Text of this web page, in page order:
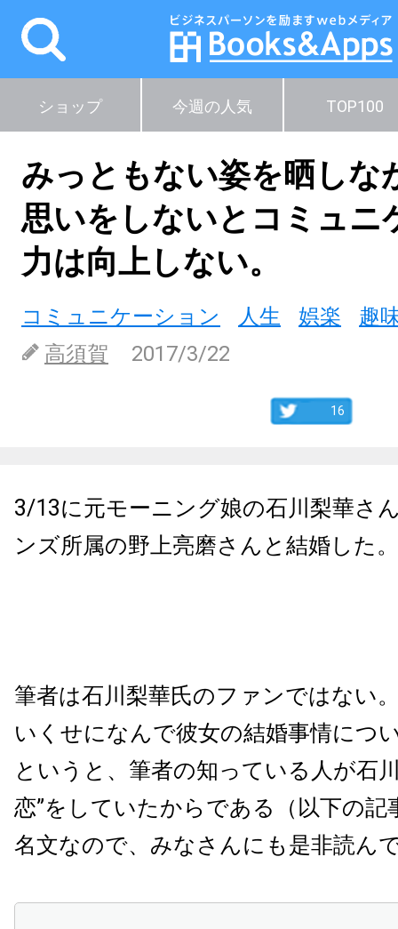
ショップ 今週の人気 TOP100
みっともない姿を晒しな
思いをしないとコミュニ
力は向上しない。
コミュニケーション 人生 娯楽
趣
高須賀
2017/3/22
16
3/13に元モーニング娘の石川梨華さ
ンズ所属の野上亮磨さんと結婚した。
筆者は石川梨華氏のファンではない
いくせになんで彼女の結婚事情につ
というと、筆者の知っている人が石
恋”をしていたからである（以下の記
名文なので、みなさんにも是非読ん